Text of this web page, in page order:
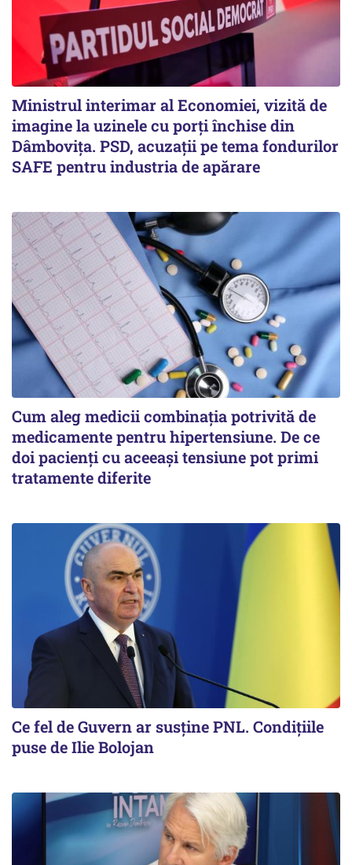
Ministrul interimar al Economiei, vizită de
imagine la uzinele cu porți închise din
Dâmbovița. PSD, acuzații pe tema fondurilor
SAFE pentru industria de apărare
Cum aleg medicii combinația potrivită de
medicamente pentru hipertensiune. De ce
doi pacienți cu aceeași tensiune pot primi
tratamente diferite
Ce fel de Guvern ar susține PNL. Condițiile
puse de Ilie Bolojan